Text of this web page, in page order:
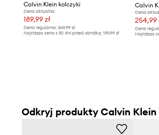
Calvin Klein kolczyki
Cena aktualna:
189,99 zł
Cena regularna: 369,99 zł
Najniższa cena z 30 dni przed obniżką: 199,99 zł
Calvin
Cena
254,99
Cena
Najniższa
Odkryj produkty Calvin Klein